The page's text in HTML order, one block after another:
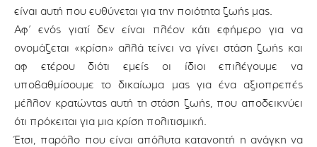
είναι αυτή που ευθύνεται για την ποιότητα ζωής μας.
Αφ’ ενός γιατί δεν είναι πλέον κάτι εφήμερο για να
ονομάζεται «κρίση» αλλά τείνει να γίνει στάση ζωής και
αφ ετέρου διότι εμείς οι ίδιοι επιλέγουμε να
υποβαθμίσουμε το δικαίωμα μας για ένα αξιοπρεπές
μέλλον κρατώντας αυτή τη στάση ζωής, που αποδεικνύει
ότι πρόκειται για μια κρίση πολιτισμική.
Έτσι, παρόλο που είναι απόλυτα κατανοητή η ανάγκη να